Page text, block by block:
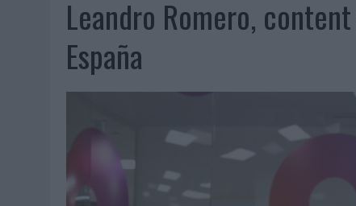
06/08/2026
SYSTEM1 NOMBRA A KIMBERLY BASTONI COMO NUEVA
06/08/2026 | FRIGO Y UNIQLO LANZAN UNA COLECCIÓN
06/08/2026 |
FABRA COMUNICACIÓN INCORPORA A CASONÁ Y
LOPESAN HOTELS & RESORTS ACERCA EL PARAÍSO
05/08/2026
LUIS ARQUILLOS (BURGO DE ARIAS): “LA
MONEDA”
Leandro Romero,
España